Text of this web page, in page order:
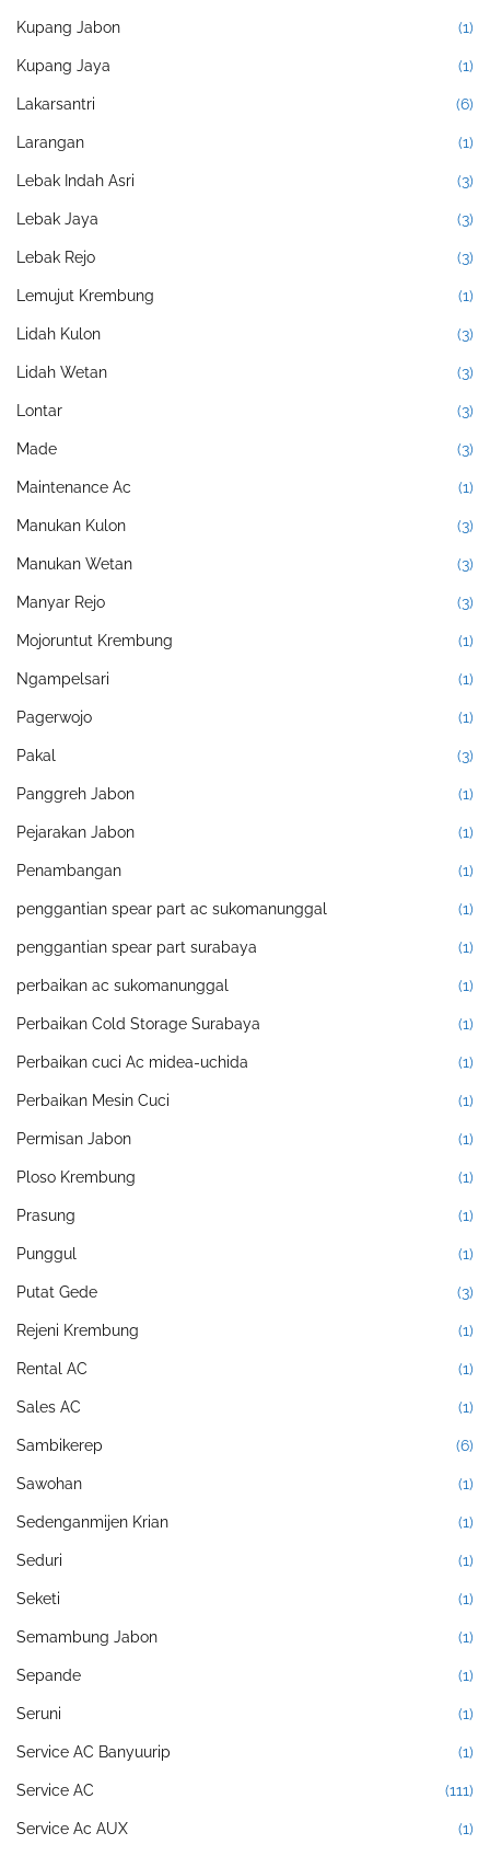
Kupang Jabon (1)
Kupang Jaya (1)
Lakarsantri (6)
Larangan (1)
Lebak Indah Asri (3)
Lebak Jaya (3)
Lebak Rejo (3)
Lemujut Krembung (1)
Lidah Kulon (3)
Lidah Wetan (3)
Lontar (3)
Made (3)
Maintenance Ac (1)
Manukan Kulon (3)
Manukan Wetan (3)
Manyar Rejo (3)
Mojoruntut Krembung (1)
Ngampelsari (1)
Pagerwojo (1)
Pakal (3)
Panggreh Jabon (1)
Pejarakan Jabon (1)
Penambangan (1)
penggantian spear part ac sukomanunggal (1)
penggantian spear part surabaya (1)
perbaikan ac sukomanunggal (1)
Perbaikan Cold Storage Surabaya (1)
Perbaikan cuci Ac midea-uchida (1)
Perbaikan Mesin Cuci (1)
Permisan Jabon (1)
Ploso Krembung (1)
Prasung (1)
Punggul (1)
Putat Gede (3)
Rejeni Krembung (1)
Rental AC (1)
Sales AC (1)
Sambikerep (6)
Sawohan (1)
Sedenganmijen Krian (1)
Seduri (1)
Seketi (1)
Semambung Jabon (1)
Sepande (1)
Seruni (1)
Service AC Banyuurip (1)
Service AC (111)
Service Ac AUX (1)